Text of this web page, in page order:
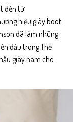
đến từ
hiệu giày boot
đã làm những
đấu trong Thế
giày nam cho